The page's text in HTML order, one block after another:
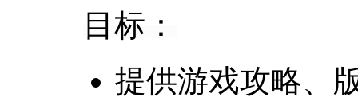
目标：
提供游戏攻略、